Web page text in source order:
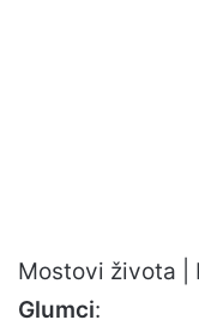
Mostovi života |
Glumci: